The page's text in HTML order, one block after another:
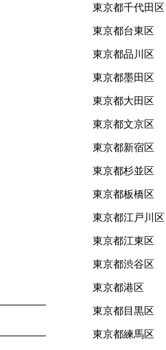
東京都千代田区
東京都台東区
東京都品川区
東京都墨田区
東京都大田区
東京都文京区
東京都新宿区
東京都杉並区
東京都板橋区
東京都江戸川区
東京都江東区
東京都渋谷区
東京都港区
東京都目黒区
東京都練馬区